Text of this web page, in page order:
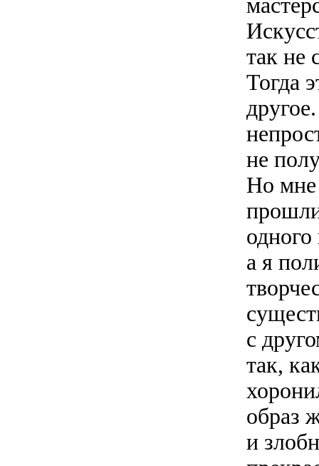
так не
Тогда
не
Но
а я
c
так,
образ
и